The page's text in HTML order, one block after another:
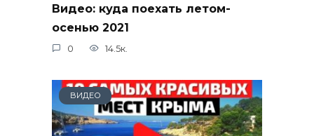
Видео: куда поехать летом-
осенью 2021
0 14.5к.
ВИДЕО